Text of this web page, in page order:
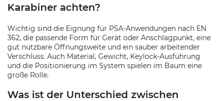
Karabiner achten?
Wichtig sind die Eignung für PSA-Anwendungen nach EN
362, die passende Form für Gerät oder Anschlagpunkt, eine
gut nutzbare Öffnungsweite und ein sauber arbeitender
Verschluss. Auch Material, Gewicht, Keylock-Ausführung
und die Positionierung im System spielen im Baum eine
große Rolle.
Was ist der Unterschied zwischen